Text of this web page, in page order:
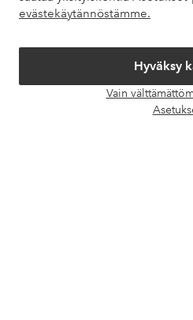
evästekäytännöstämme.
Hyväksy
Vain
Omat sivut
Tietoa Elloksesta